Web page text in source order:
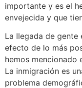
importante y es el
envejecida y que
La llegada de gente
efecto de lo más
hemos mencionado
La inmigración es
problema